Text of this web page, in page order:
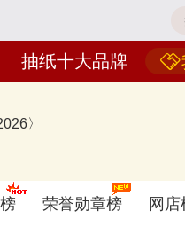
抽纸十大品牌
〉
Vinda、Tempo得宝、
荣誉勋章榜 网店